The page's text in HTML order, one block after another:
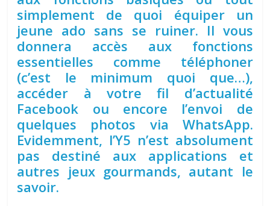
simplement de quoi équiper un
jeune ado sans se ruiner. Il vous
donnera accès aux fonctions
essentielles comme téléphoner
(c’est le minimum quoi que…),
accéder à votre fil d’actualité
Facebook ou encore l’envoi de
quelques photos via WhatsApp.
Evidemment, l’Y5 n’est absolument
pas destiné aux applications et
autres jeux gourmands, autant le
savoir.